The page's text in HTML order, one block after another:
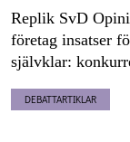
Replik SvD
företag insatser
självklar:
DEBATTARTIKLAR